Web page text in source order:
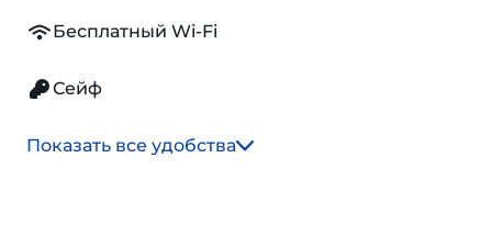
Бесплатный Wi-Fi
Сейф
Показать все удобства